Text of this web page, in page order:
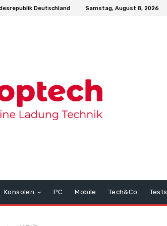
Deutschland Samstag, August 8, 2026
Konsolen PC Mobile Tech&Co Tests